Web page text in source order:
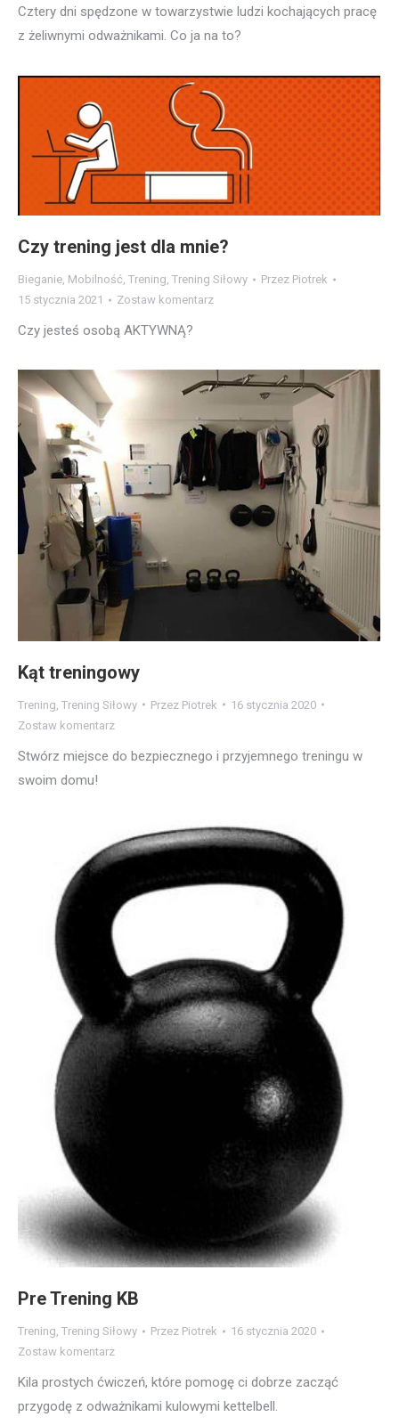
Cztery dni spędzone w towarzystwie ludzi kochających pracę
z żeliwnymi odważnikami. Co ja na to?
Czy trening jest dla mnie?
Bieganie, Mobilność, Trening, Trening Siłowy Przez Piotrek
15 stycznia 2021
Zostaw komentarz
Czy jesteś osobą AKTYWNĄ?
Kąt treningowy
Trening Trening Siłowy Przez Piotrek
16 stycznia 2020
Zostaw komentarz
Stwórz miejsce do bezpiecznego i przyjemnego treningu w
swoim domu!
Pre Trening KB
Trening, Trening Siłowy Przez Piotrek
16 stycznia 2020
Zostaw komentarz
Kila prostych ćwiczeń, które pomogę ci dobrze zacząć
przygodę z odważnikami kulowymi kettelbell.